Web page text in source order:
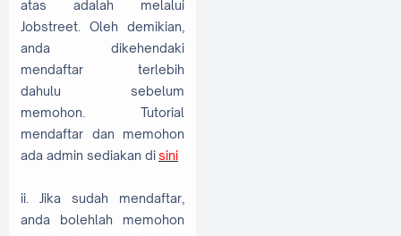
atas adalah melalui
Jobstreet. Oleh demikian,
anda dikehendaki
mendaftar terlebih
dahulu sebelum
memohon. Tutorial
mendaftar dan memohon
ada admin sediakan disini
ii. Jika sudah mendaftar,
anda bolehlah memohon